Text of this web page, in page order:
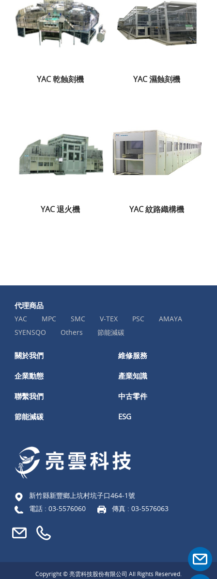
YAC 乾蝕刻機 YAC 濕蝕刻機
YAC 退火機 YAC 紋路織構機
代理商品
YAC MPC SMC V-TEX PSC
AMAYA
SYENSQO
Others 節能減碳
關於我們 維修服務
企業動態 產業知識
聯繫我們 中古零件
節能減碳 ESG
新竹縣新豐鄉上坑村坑子口464-1號
電話 : 03-5576060 傳真 : 03-5576063
Copyright © 亮雲科技股份有限公司 All Rights Reserved.